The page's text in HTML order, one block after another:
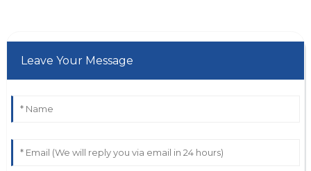
Leave Your Message